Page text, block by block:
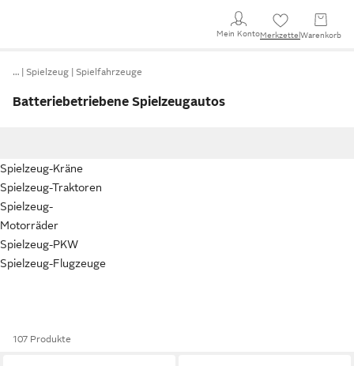
Mein KontoMerkzettel Warenkorb
… Spielzeug Spielfahrzeuge
Batteriebetriebene Spielzeugautos
Spielzeug-Kräne
Spielzeug-Traktoren
Spielzeug-
Motorräder
Spielzeug-PKW
Spielzeug-Flugzeuge
107 Produkte